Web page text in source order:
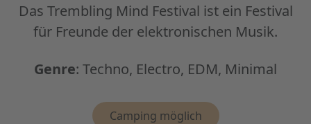
Das Trembling Mind Festival ist ein Festival
für Freunde der elektronischen Musik.
Genre: Techno, Electro, EDM, Minimal
Eigenschaften
Camping möglich